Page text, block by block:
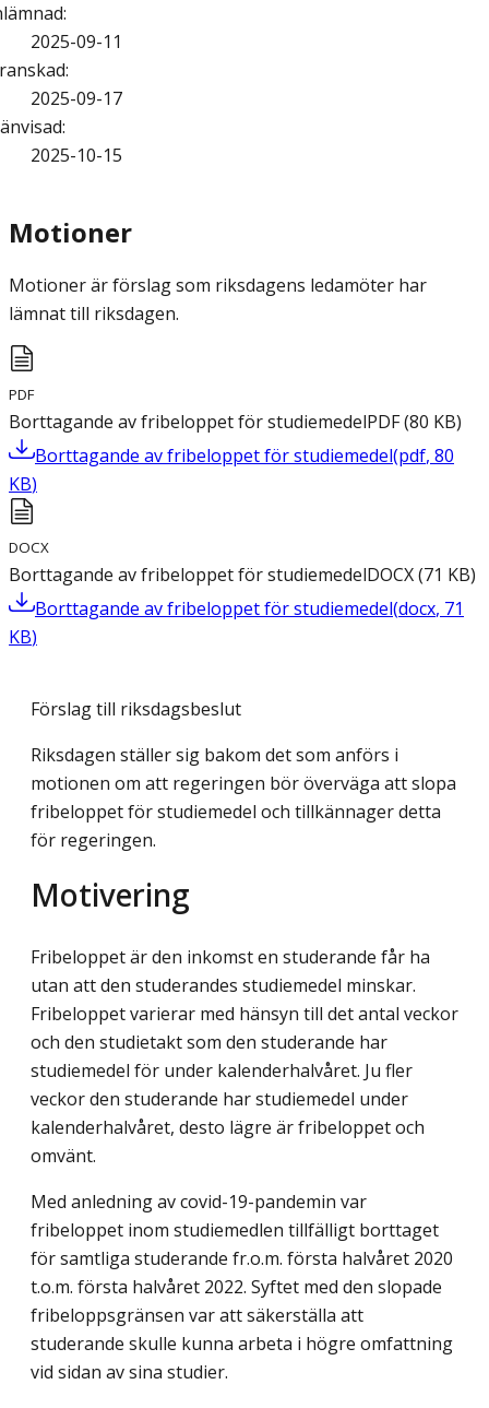
:
2025-09-11
:
2025-09-17
:
2025-10-15
Motioner
Motioner är förslag som riksdagens ledamöter har
lämnat till riksdagen.
PDF
Borttagande av fribeloppet för studiemedelPDF(80 KB)
Borttagande av fribeloppet för studiemedel(pdf, 80
KB)
DOCX
Borttagande av fribeloppet för studiemedelDOCX(71 KB)
Borttagande av fribeloppet för studiemedel(docx, 71
KB)
Förslag till riksdagsbeslut
Riksdagen ställer sig bakom det som anförs i
motionen om att regeringen bör överväga att slopa
fribeloppet för studiemedel och tillkännager detta
för regeringen.
Motivering
Fribeloppet är den inkomst en studerande får ha
utan att den studerandes studiemedel minskar.
Fribeloppet varierar med hänsyn till det antal veckor
och den studietakt som den studerande har
studiemedel för under kalenderhalvåret. Ju fler
veckor den studerande har studiemedel under
kalenderhalvåret, desto lägre är fribeloppet och
omvänt.
Med anledning av covid-19-pandemin var
fribeloppet inom studiemedlen tillfälligt borttaget
för samtliga studerande fr.o.m. första halvåret 2020
t.o.m. första halvåret 2022. Syftet med den slopade
fribeloppsgränsen var att säkerställa att
studerande skulle kunna arbeta i högre omfattning
vid sidan av sina studier.